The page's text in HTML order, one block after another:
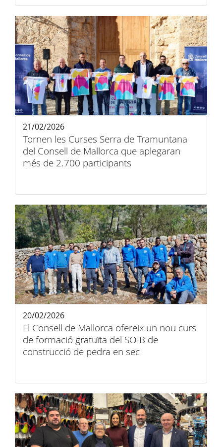
Tornen les Curses Serra de Tramuntana
del Consell de Mallorca que aplegaran
més de 2.700 participants
21/02/2026
El Consell de Mallorca ofereix un nou curs
de formació gratuïta del SOIB de
construcció de pedra en sec
20/02/2026